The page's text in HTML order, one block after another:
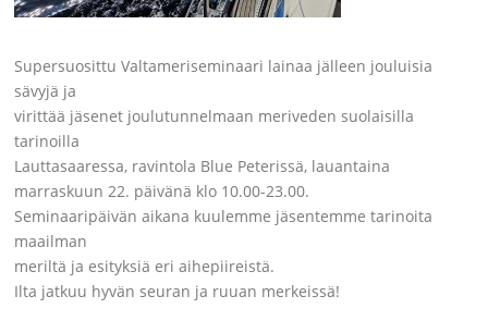
Supersuosittu Valtameriseminaari lainaa jälleen jouluisia
sävyjä ja
virittää jäsenet joulutunnelmaan meriveden suolaisilla
tarinoilla
Lauttasaaressa, ravintola Blue Peterissä, lauantaina
marraskuun 22. päivänä klo 10.00-23.00.
Seminaaripäivän aikana kuulemme jäsentemme tarinoita
maailman
meriltä ja esityksiä eri aihepiireistä.
Ilta jatkuu hyvän seuran ja ruuan merkeissä!